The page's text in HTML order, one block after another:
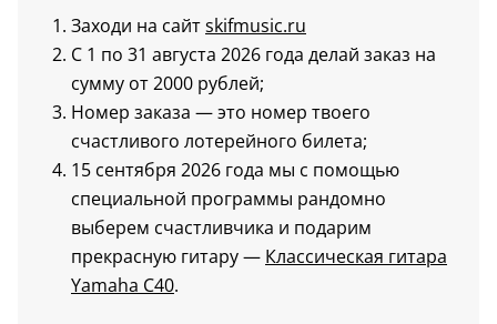
Заходи на сайтskifmusic.ru
С 1 по 31 августа 2026 года делай заказ на
сумму от 2000 рублей;
Номер заказа — это номер твоего
счастливого лотерейного билета;
15 сентября 2026 года мы с помощью
специальной программы рандомно
выберем счастливчика и подарим
прекрасную гитару — Классическая гитара
Yamaha C40.